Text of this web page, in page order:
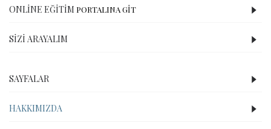
ONLINE EĞITIM PORTALINA GİT
SIZI ARAYALIM
SAYFALAR
HAKKIMIZDA